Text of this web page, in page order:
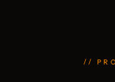
//